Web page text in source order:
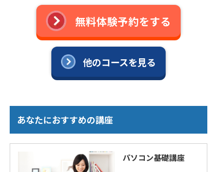
無料体験予約をする
他のコースを見る
あなたにおすすめの講座
パソコン基礎講座